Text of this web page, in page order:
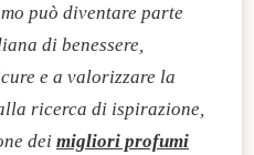
può diventare parte
di benessere,
e a valorizzare la
ricerca di ispirazione,
dei migliori profumi